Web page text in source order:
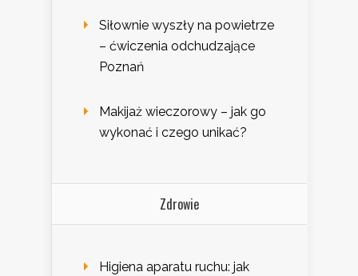
Siłownie wyszły na powietrze
– ćwiczenia odchudzające
Poznań
Makijaż wieczorowy – jak go
wykonać i czego unikać?
Zdrowie
Higiena aparatu ruchu: jak